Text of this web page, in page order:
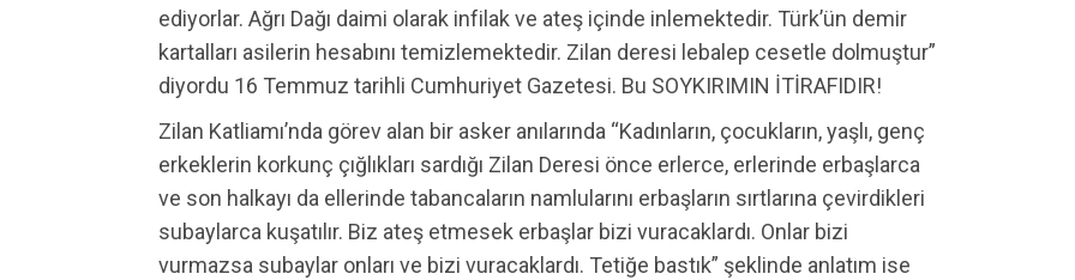
ediyorlar. Ağrı Dağı daimi olarak infilak ve ateş içinde inlemektedir. Türk’ün demir
kartalları asilerin hesabını temizlemektedir. Zilan deresi lebalep cesetle dolmuştur”
diyordu 16 Temmuz tarihli Cumhuriyet Gazetesi. Bu SOYKIRIMIN İTİRAFIDIR!
Zilan Katliamı’nda görev alan bir asker anılarında “Kadınların, çocukların, yaşlı, genç
erkeklerin korkunç çığlıkları sardığı Zilan Deresi önce erlerce, erlerinde erbaşlarca
ve son halkayı da ellerinde tabancaların namlularını erbaşların sırtlarına çevirdikleri
subaylarca kuşatılır. Biz ateş etmesek erbaşlar bizi vuracaklardı. Onlar bizi
vurmazsa subaylar onları ve bizi vuracaklardı. Tetiğe bastık” şeklinde anlatım ise